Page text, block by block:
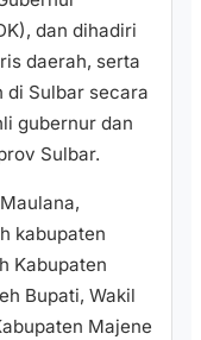
dan dihadiri
daerah, serta
di Sulbar secara
gubernur dan
Sulbar.
kabupaten
Kabupaten
Bupati, Wakil
Majene